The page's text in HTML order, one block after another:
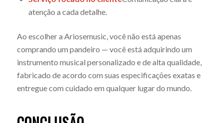
atenção a cada detalhe.
Ao escolher a Ariosemusic, você não está apenas
comprando um pandeiro — você está adquirindo um
instrumento musical personalizado e de alta qualidade,
fabricado de acordo com suas especificações exatas e
entregue com cuidado em qualquer lugar do mundo.